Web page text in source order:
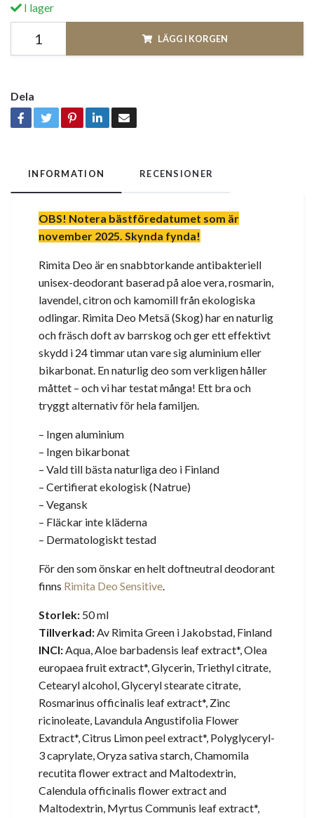
I lager
LÄGG I KORGEN
Dela
INFORMATION RECENSIONER
OBS! Notera bästföredatumet som är
november 2025. Skynda fynda!
Rimita Deo är en snabbtorkande antibakteriell
unisex-deodorant baserad på aloe vera, rosmarin,
lavendel, citron och kamomill från ekologiska
odlingar. Rimita Deo Metsä (Skog) har en naturlig
och fräsch doft av barrskog och ger ett effektivt
skydd i 24 timmar utan vare sig aluminium eller
bikarbonat. En naturlig deo som verkligen håller
måttet – och vi har testat många! Ett bra och
tryggt alternativ för hela familjen.
– Ingen aluminium
– Ingen bikarbonat
– Vald till bästa naturliga deo i Finland
– Certifierat ekologisk (Natrue)
– Vegansk
– Fläckar inte kläderna
– Dermatologiskt testad
För den som önskar en helt doftneutral deodorant
finns Rimita Deo Sensitive.
Storlek: 50 ml
Tillverkad:Av Rimita Green i Jakobstad, Finland
INCI:Aqua, Aloe barbadensis leaf extract*, Olea
europaea fruit extract*, Glycerin, Triethyl citrate,
Cetearyl alcohol, Glyceryl stearate citrate,
Rosmarinus officinalis leaf extract*, Zinc
ricinoleate, Lavandula Angustifolia Flower
Extract*, Citrus Limon peel extract*, Polyglyceryl-
3 caprylate, Oryza sativa starch, Chamomila
recutita flower extract and Maltodextrin,
Calendula officinalis flower extract and
Maltodextrin, Myrtus Communis leaf extract*,